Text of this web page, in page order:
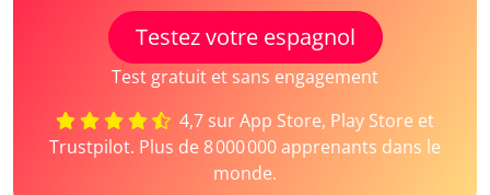
Testez votre espagnol
Test gratuit et sans engagement
4,7 sur App Store, Play Store et
Trustpilot. Plus de 8 000 000 apprenants dans le
monde.